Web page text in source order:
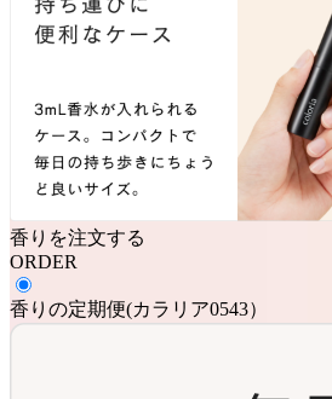
香りを注文する
ORDER
香りの定期便(カラリア0543）